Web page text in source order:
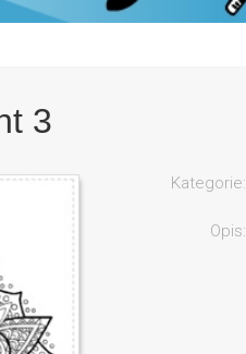
3
Kategorie:
Opis: